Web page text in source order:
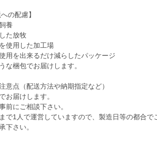
の配慮】
養
た放牧
使用した加工場
用を出来るだけ減らしたパッケージ
な梱包でお届けします。
意点（配送方法や納期指定など）
お届けします。
前にご相談下さい。
で1人で運営していますので、製造日等の都合で
下さい。